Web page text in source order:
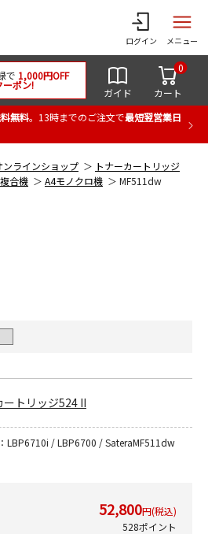
ログイン メニュー
で 1,000円OFF
ーポン!
ガイド カート
0
無料。13時までのご注文で最短翌営業日
ンラインショップ
トナーカートリッジ
合機
A4モノクロ機 MF511dw
ートリッジ524 II
LBP6710i / LBP6700 / SateraMF511dw
52,800円(税込)
528ポイント